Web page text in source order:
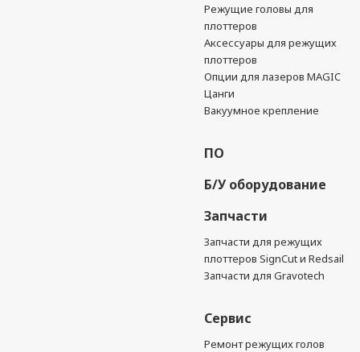
Режущие головы для
плоттеров
Аксессуары для режущих
плоттеров
Опции для лазеров MAGIC
Цанги
Вакуумное крепление
ПО
Б/У оборудование
Запчасти
Запчасти для режущих
плоттеров SignCut и Redsail
Запчасти для Gravotech
Сервис
Ремонт режущих голов